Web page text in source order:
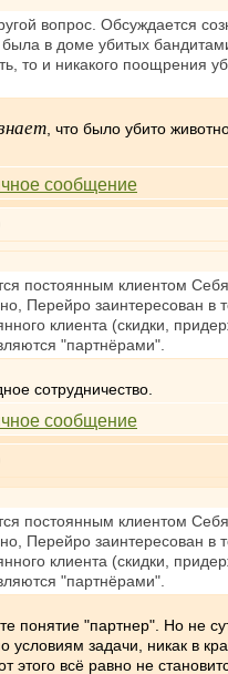
вопрос. Обсуждается
в доме убитых
то и никакого поощрения
, что было убито
постоянным клиентом
Перейро заинтересован
клиента (скидки,
"партнёрами".
сотрудничество.
постоянным клиентом
Перейро заинтересован
клиента (скидки,
"партнёрами".
понятие "партнер". Но не
задачи, никак в
этого всё равно не